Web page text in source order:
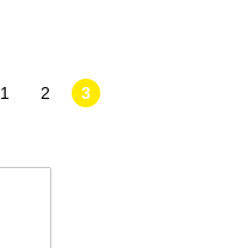
1
2 3